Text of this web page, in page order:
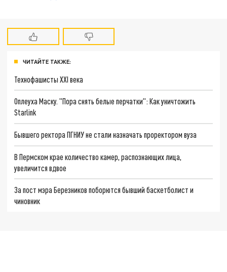
ЧИТАЙТЕ ТАКЖЕ:
Технофашисты XXI века
Оплеуха Маску. "Пора снять белые перчатки": Как уничтожить
Starlink
Бывшего ректора ПГНИУ не стали назначать проректором вуза
В Пермском крае количество камер, распознающих лица,
увеличится вдвое
За пост мэра Березников поборются бывший баскетболист и
чиновник